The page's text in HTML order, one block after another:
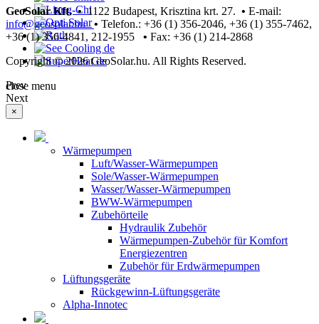
Prev
Next
GeoSolar Kft. •1122 Budapest, Krisztina krt. 27. • E-mail:
info@geosolar.hu• Telefon.: +36 (1) 356-2046, +36 (1) 355-7462,
+36 (1) 356-4841, 212-1955 • Fax: +36 (1) 214-2868
Copyright © 2026 GeoSolar.hu. All Rights Reserved.
close menu
×
Wärmepumpen
Luft/Wasser-Wärmepumpen
Sole/Wasser-Wärmepumpen
Wasser/Wasser-Wärmepumpen
BWW-Wärmepumpen
Zubehörteile
Hydraulik Zubehör
Wärmepumpen-Zubehör für Komfort
Energiezentren
Zubehör für Erdwärmepumpen
Lüftungsgeräte
Rückgewinn-Lüftungsgeräte
Alpha-Innotec